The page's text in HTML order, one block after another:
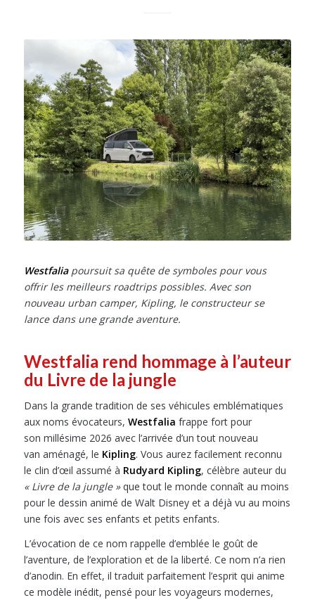
Westfaliapoursuit sa quête de symboles pour vous
offrir les meilleurs roadtrips possibles. Avec son
nouveau urban camper, Kipling, le constructeur se
lance dans une grande aventure.
Westfalia rend hommage à l’auteur
du Livre de la jungle
Dans la grande tradition de ses véhicules emblématiques
aux noms évocateurs, Westfalia frappe fort pour
son millésime 2026 avec l’arrivée d’un tout nouveau
van aménagé, le Kipling. Vous aurez facilement reconnu
le clin d’œil assumé à Rudyard Kipling, célèbre auteur du
« Livre de la jungle »que tout le monde connaît au moins
pour le dessin animé de Walt Disney et a déjà vu au moins
une fois avec ses enfants et petits enfants.
L’évocation de ce nom rappelle d’emblée le goût de
l’aventure, de l’exploration et de la liberté. Ce nom n’a rien
d’anodin. En effet, il traduit parfaitement l’esprit qui anime
ce modèle inédit, pensé pour les voyageurs modernes,